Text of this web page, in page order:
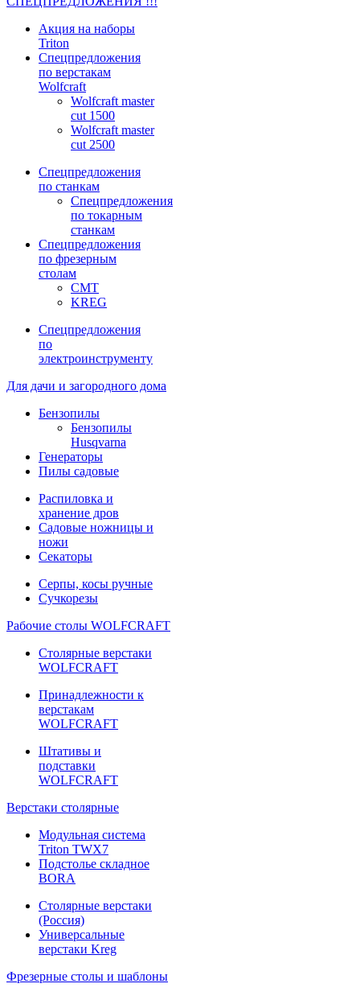
Акция на наборы
Triton
Спецпредложения
по верстакам
Wolfcraft
Wolfcraft master
cut 1500
Wolfcraft master
cut 2500
Спецпредложения
по станкам
Спецпредложения
по токарным
станкам
Спецпредложения
по фрезерным
столам
CMT
KREG
Спецпредложения
по
электроинструменту
Для дачи и загородного дома
Бензопилы
Бензопилы
Husqvarna
Генераторы
Пилы садовые
Распиловка и
хранение дров
Садовые ножницы и
ножи
Секаторы
Серпы, косы ручные
Сучкорезы
Рабочие столы WOLFCRAFT
Столярные верстаки
WOLFCRAFT
Принадлежности к
верстакам
WOLFCRAFT
Штативы и
подставки
WOLFCRAFT
Верстаки столярные
Модульная система
Triton TWX7
Подстолье складное
BORA
Столярные верстаки
(Россия)
Универсальные
верстаки Kreg
Фрезерные столы и шаблоны